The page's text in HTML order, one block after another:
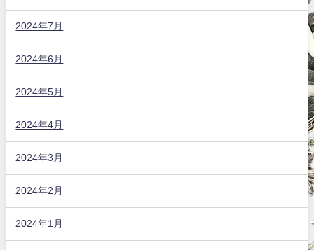
2024年7月
2024年6月
2024年5月
2024年4月
2024年3月
2024年2月
2024年1月